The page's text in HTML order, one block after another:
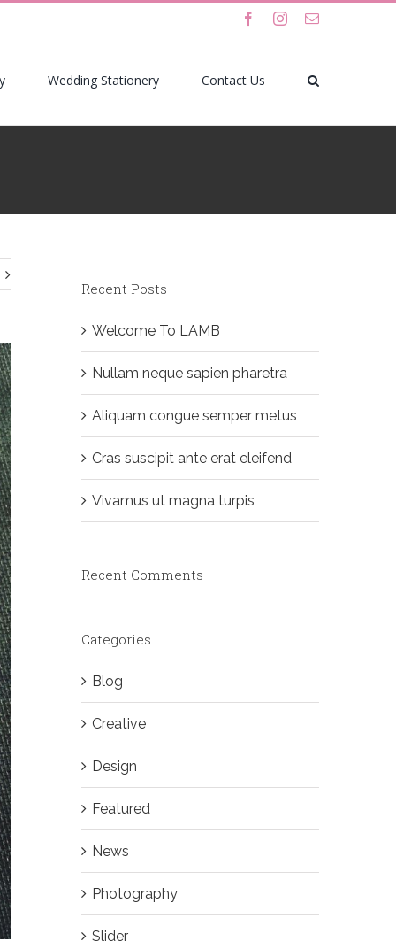
facebookinstagram
Email
Wedding Stationery Contact Us
Recent Posts
Welcome To LAMB
Nullam neque sapien pharetra
Aliquam congue semper metus
Cras suscipit ante erat eleifend
Vivamus ut magna turpis
Recent Comments
Categories
Blog
Creative
Design
Featured
News
Photography
Slider